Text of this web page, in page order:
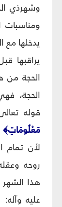
وشهرذي
ومناسبات
يدخلها مع
الحجة من
الحجة،
قوله
مَعْلُومَاتٍ﴾
لأن تمام
روحه
هذا
عليه